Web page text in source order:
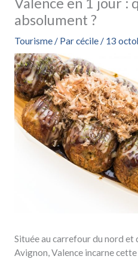
absolument ?
Tourisme/ Parcécile / 13
Située au carrefour du nord et
Avignon, Valence incarne